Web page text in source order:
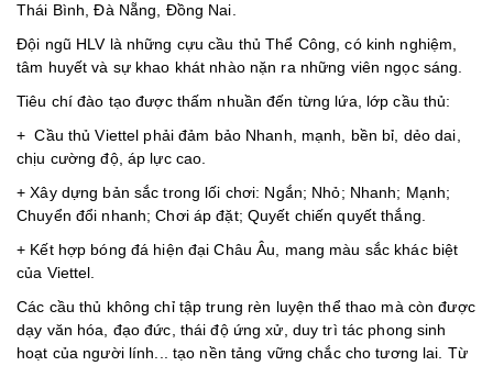
Thái Bình, Đà Nẵng, Đồng Nai.
Đội ngũ HLV là những cựu cầu thủ Thể Công, có kinh nghiệm,
tâm huyết và sự khao khát nhào nặn ra những viên ngọc sáng.
Tiêu chí đào tạo được thấm nhuần đến từng lứa, lớp cầu thủ:
+ Cầu thủ Viettel phải đảm bảo Nhanh, mạnh, bền bỉ, dẻo dai,
chịu cường độ, áp lực cao.
+ Xây dựng bản sắc trong lối chơi: Ngắn; Nhỏ; Nhanh; Mạnh;
Chuyển đổi nhanh; Chơi áp đặt; Quyết chiến quyết thắng.
+ Kết hợp bóng đá hiện đại Châu Âu, mang màu sắc khác biệt
của Viettel.
Các cầu thủ không chỉ tập trung rèn luyện thể thao mà còn được
dạy văn hóa, đạo đức, thái độ ứng xử, duy trì tác phong sinh
hoạt của người lính... tạo nền tảng vững chắc cho tương lai. Từ